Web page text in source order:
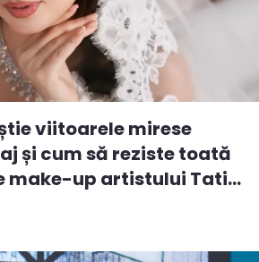
viitoarele mirese
și cum să reziste toată
make-up artistului Tati...